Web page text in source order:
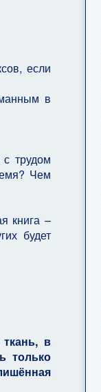
если
в
трудом
Чем
книга –
будет
в
только